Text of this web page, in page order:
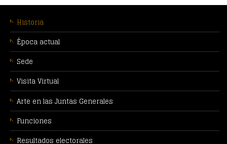
CONTEXTUAL
Historia
Época actual
Sede
Visita Virtual
Arte en las Juntas Generales
Funciones
Resultados electorales